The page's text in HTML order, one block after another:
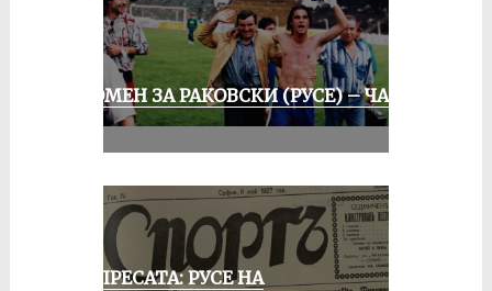
СПОМЕН ЗА РАКОВСКИ (РУСЕ) – ЧАСТ
ОТ ПРЕСАТА: РУСЕ НА